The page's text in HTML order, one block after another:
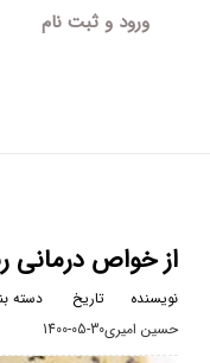
ورود و ثبت نام
از خواص درمانی
نویسنده
حسین امیری
تاریخ
1400-05-30
دسته